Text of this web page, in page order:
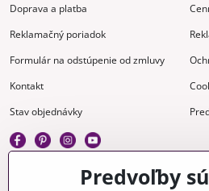
Doprava a platba
Reklamačný poriadok
Formulár na odstúpenie od zmluvy
Kontakt
Stav objednávky
Predvoľby